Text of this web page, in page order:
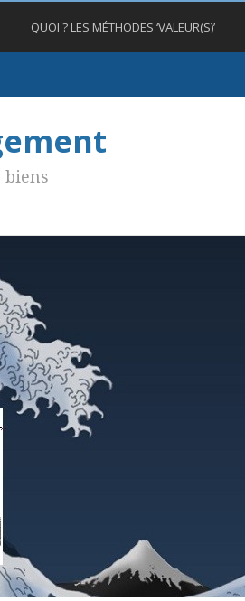
QUOI ? LES MÉTHODES ‘VALEUR(S)’
biens